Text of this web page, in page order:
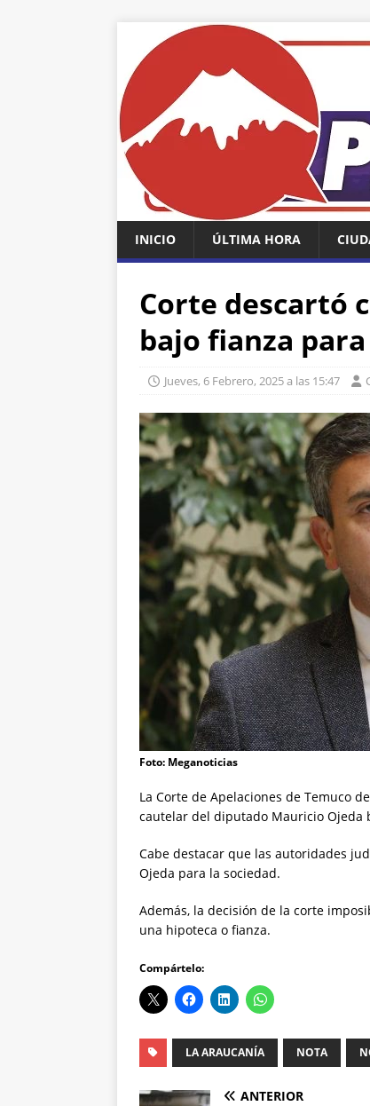
INICIO ÚLTIMA HORA
Corte descartó
bajo fianza
Jueves, 6 Febrero, 2025 a las 15:47
Foto: Meganoticias
La Corte de Apelaciones de Temuco
cautelar del diputado Mauricio Ojeda
Cabe destacar que las autoridades
Ojeda para la sociedad.
Además, la decisión de la corte
una hipoteca o fianza.
Compártelo:
LA ARAUCANÍA NOTA
ANTERIOR